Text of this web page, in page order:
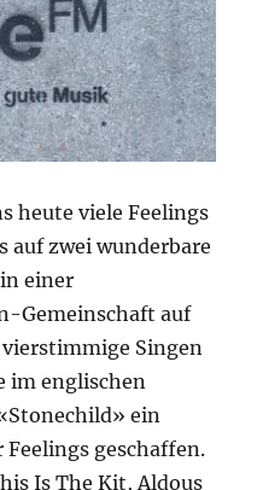
heute viele Feelings
auf zwei wunderbare
einer
Gemeinschaft auf
Singen
im englischen
ein
geschaffen.
Is The Kit, Aldous